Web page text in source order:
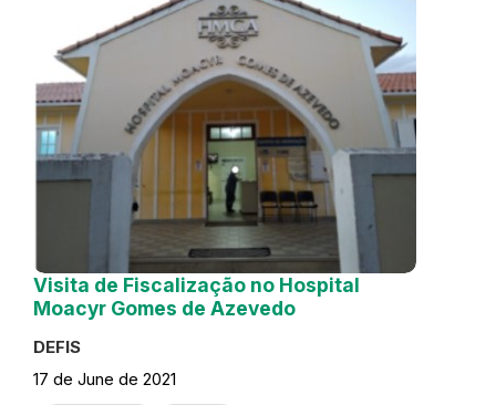
Visita de Fiscalização no Hospital
Moacyr Gomes de Azevedo
DEFIS
17 de June de 2021